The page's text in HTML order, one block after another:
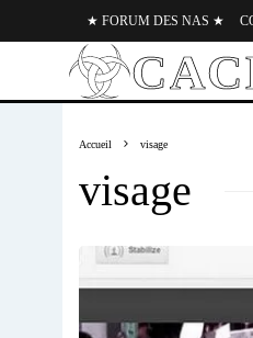
★ FORUM DES NAS ★
Accueil visage
visage